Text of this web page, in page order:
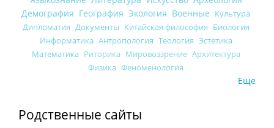
Демография География Экология Военные Культура
Дипломатия Документы Китайская философия Биология
Информатика Антропология Теология Эстетика
Математика Риторика Мировоззрение Архитектура
Физика Феноменология
Еще
Родственные сайты